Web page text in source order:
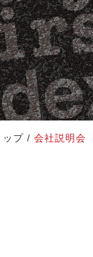
ップ / 会社説明会